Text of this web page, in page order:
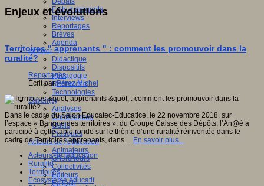
Faits marquants
Interviews
Reportages
Brèves
Agenda
Innover
Didactique
Dispositifs
Pédagogie
Recherche
Technologies
Savoir(s)
Analyses
Conférences
Outils
Pratiques
Acteurs de l'éducation
Animateurs
Chercheurs
Collectivités
Editeurs
EdTech
Enjeux et évolutions
Territoires " apprenants " : comment les promouvoir dans la
ruralité?
Reportages
Écrit parPérez Michel
Dans le cadre du Salon Educatec-Educatice, le 22 novembre 2018, sur
l’espace « Banque des territoires », du Groupe Caisse des Dépôts, l’An@é a
participé à cette table ronde sur le thème d’une ruralité réinventée dans le
cadre de Territoires apprenants, dans… En savoir plus...
Acteurs de leducation
Ruralité
Territoires
Ecosystème éducatif